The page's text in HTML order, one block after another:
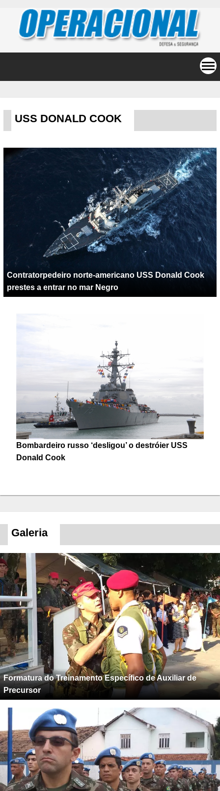
USS DONALD COOK
Contratorpedeiro norte-americano USS Donald Cook
prestes a entrar no mar Negro
Bombardeiro russo ‘desligou’ o destróier USS
Donald Cook
Galeria
Formatura do Treinamento Específico de Auxiliar de
Precursor